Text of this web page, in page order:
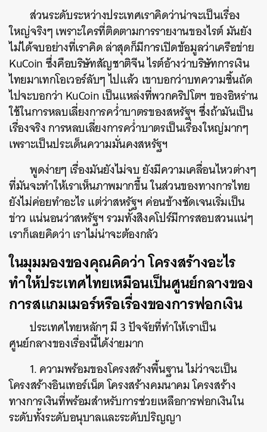
ส่วนระดับระหว่างประเทศเราคิดว่าน่าจะเป็นเรื่อง
ใหญ่จริงๆ เพราะใครที่ติดตามการรายงานของไรต์ มันยัง
ไม่ได้จบอย่างที่เราคิด ล่าสุดก็มีการเปิดข้อมูลว่าเครือข่าย
KuCoin ซึ่งคือบริษัทสัญชาติจีน ไรต์อ้างว่าบริษัทการเงิน
ไทยมาเทกโอเวอร์ลับๆ ไปแล้ว เขาบอกว่าบทความชิ้นถัด
ไปจะบอกว่า KuCoin เป็นแหล่งที่พวกคริปโตฯ ของอิหร่าน
ใช้ในการหลบเลี่ยงการคว่ำบาตรของสหรัฐฯ ซึ่งถ้ามันเป็น
เรื่องจริง การหลบเลี่ยงการคว่ำบาตรเป็นเรื่องใหญ่มากๆ
เพราะเป็นประเด็นความมั่นคงสหรัฐฯ
พูดง่ายๆ เรื่องมันยังไม่จบ ยังมีความเคลื่อนไหวต่างๆ
ที่มันจะทำให้เราเห็นภาพมากขึ้น ในส่วนของทางการไทย
ยังไม่ค่อยทำอะไร แต่ว่าสหรัฐฯ ค่อนข้างชัดเจนเริ่มเป็น
ข่าว แน่นอนว่าสหรัฐฯ รวมทั้งสิงคโปร์มีการสอบสวนแน่ๆ
เราก็เลยคิดว่า เราไม่น่าจะต้องกลัว
ในมุมมองของคุณคิดว่า โครงสร้างอะไร
ทำให้ประเทศไทยเหมือนเป็นศูนย์กลางของ
การสแกมเมอร์หรือเรื่องของการฟอกเงิน
ประเทศไทยหลักๆ มี 3 ปัจจัยที่ทำให้เราเป็น
ศูนย์กลางของเรื่องนี้ได้ง่ายมาก
1. ความพร้อมของโครงสร้างพื้นฐาน ไม่ว่าจะเป็น
โครงสร้างอินเทอร์เน็ต โครงสร้างคมนาคม โครงสร้าง
ทางการเงินที่พร้อมสำหรับการช่วยเหลือการฟอกเงินใน
ระดับทั้งระดับอนุบาลและระดับปริญญา